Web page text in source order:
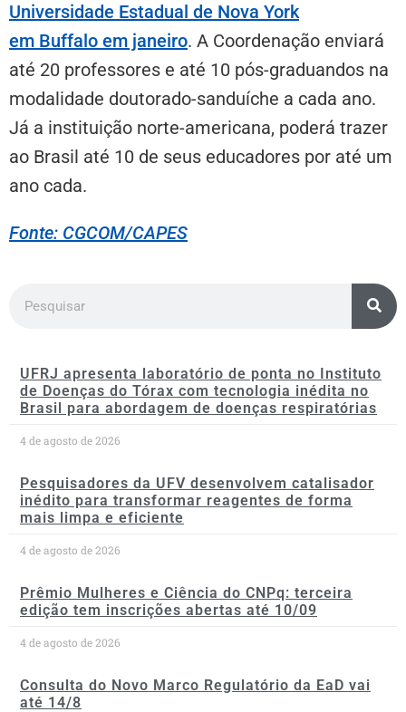
Universidade Estadual de Nova York
em Buffalo em janeiro. A Coordenação enviará
até 20 professores e até 10 pós-graduandos na
modalidade doutorado-sanduíche a cada ano.
Já a instituição norte-americana, poderá trazer
ao Brasil até 10 de seus educadores por até um
ano cada.
Fonte: CGCOM/CAPES
UFRJ apresenta laboratório de ponta no Instituto
de Doenças do Tórax com tecnologia inédita no
Brasil para abordagem de doenças respiratórias
4 de agosto de 2026
Pesquisadores da UFV desenvolvem catalisador
inédito para transformar reagentes de forma
mais limpa e eficiente
4 de agosto de 2026
Prêmio Mulheres e Ciência do CNPq: terceira
edição tem inscrições abertas até 10/09
4 de agosto de 2026
Consulta do Novo Marco Regulatório da EaD vai
até 14/8